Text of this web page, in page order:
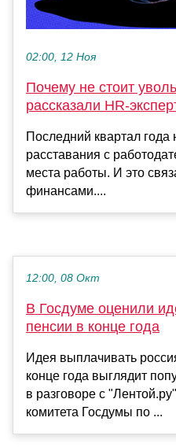
02:00, 12 Ноя
Почему не стоит
рассказали HR-
Последний квартал года
расставания с
места работы. И это
финансами....
12:00, 08 Окт
В Госдуме оценили
пенсии в конце года
Идея выплачивать
конце года выглядит
в разговоре с
комитета Госдумы по ...